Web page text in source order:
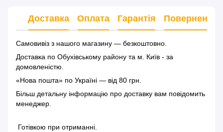
Доставка Оплата Гарантія Повернення
Самовивіз з нашого магазину — безкоштовно.
Доставка по Обухівському району та м. Київ - за
домовленістю.
«Нова пошта» по Україні — від 80 грн.
Більш детальну інформацію про доставку вам повідомить
менеджер.
Готівкою при отриманні.